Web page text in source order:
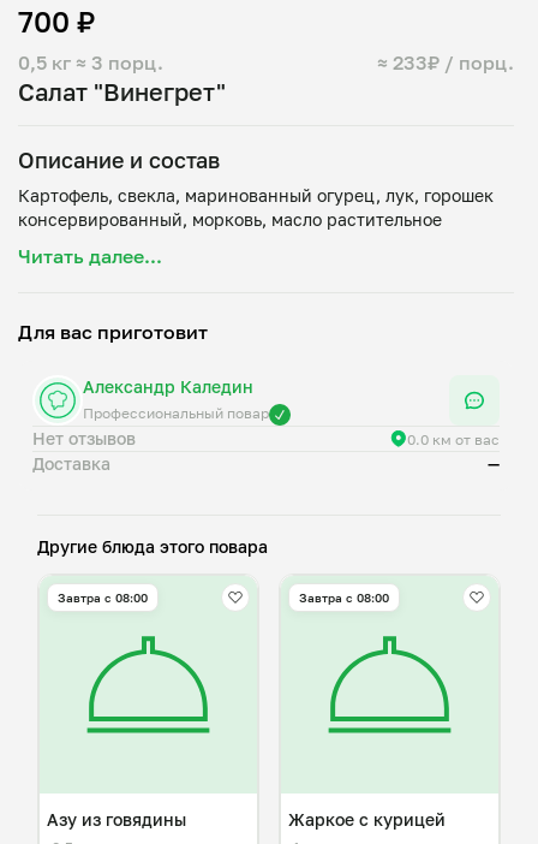
Салат "Винегрет"
0,5 кг ≈ 3 порц. ≈ 233₽ / порц.
700 ₽
Описание и состав
Картофель, свекла, маринованный огурец, лук, горошек
Читать далее...
Для вас приготовит
Александр Каледин
Профессиональный повар
Нет отзывов 0.0 км от вас
Доставка —
Другие блюда этого повара
Завтра c 08:00
Азу из говядины
Завтра c 08:00
Жаркое с курицей